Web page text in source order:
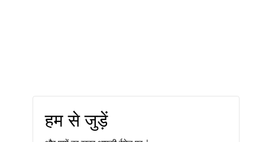
हम से जुड़ें